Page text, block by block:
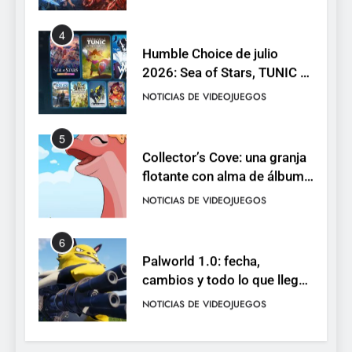
4
Humble Choice de julio
2026: Sea of Stars, TUNIC y
NOTICIAS DE VIDEOJUEGOS
5
Collector’s Cove: una granja
flotante con alma de álbum
NOTICIAS DE VIDEOJUEGOS
6
Palworld 1.0: fecha,
cambios y todo lo que llega
NOTICIAS DE VIDEOJUEGOS
7